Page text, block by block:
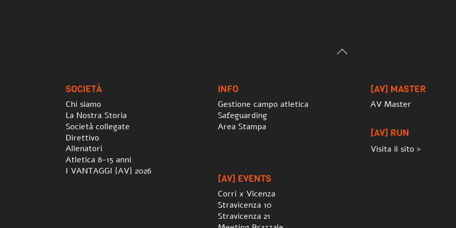
Back
SOCIETÀ
Chi siamo
La Nostra Storia
Società collegate
Direttivo
Allenatori
Atletica 8-15 anni
I VANTAGGI [AV] 2026
INFO
Gestione campo atletica
Safeguarding
Area Stampa
[AV] MASTER
AV Master
[AV] RUN
Visita il sito >
[AV] EVENTS
Corri x Vicenza
Stravicenza 10
Stravicenza 21